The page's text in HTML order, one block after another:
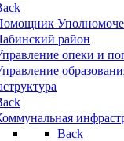
район
опеки и
Back